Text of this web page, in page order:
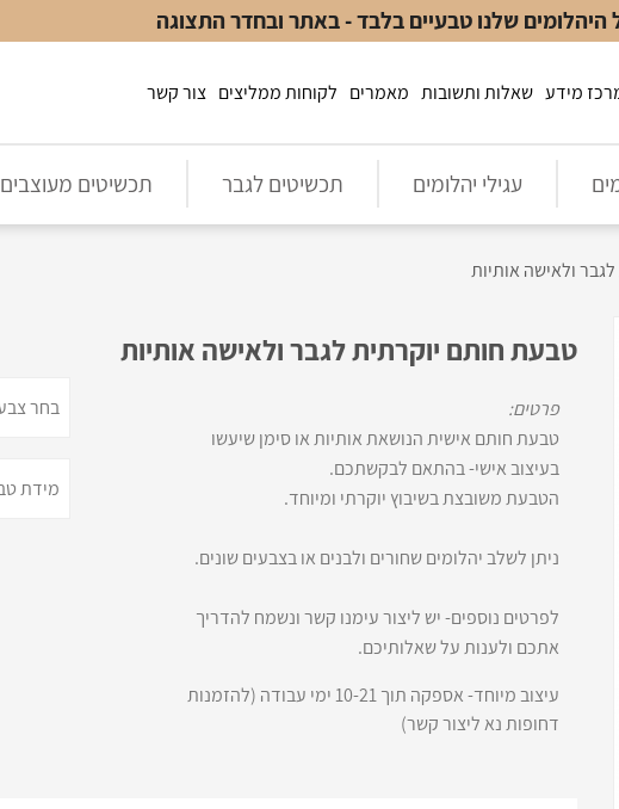
היהלומים שלנו טבעיים בלבד - באתר ובחדר התצוגה
מידע שאלות ותשובות מאמרים לקוחות ממליצים צור קשר
עגילי יהלומים תכשיטים לגבר תכשיטים מעוצבים
ולאישה אותיות
טבעת חותם יוקרתית לגבר ולאישה אותיות
פרטים:
טבעת חותם אישית הנושאת אותיות או סימן שיעשו
בעיצוב אישי- בהתאם לבקשתכם.
הטבעת משובצת בשיבוץ יוקרתי ומיוחד.
ניתן לשלב יהלומים שחורים ולבנים או בצבעים שונים.
לפרטים נוספים- יש ליצור עימנו קשר ונשמח להדריך
אתכם ולענות על שאלותיכם.
עיצוב מיוחד- אספקה תוך 10-21 ימי עבודה (להזמנות
דחופות נא ליצור קשר)